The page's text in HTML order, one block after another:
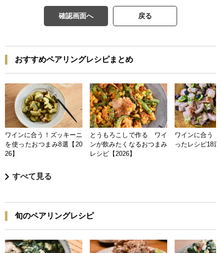
確認画面へ 戻る
おすすめペアリングレシピまとめ
ワインに合う！ズッキーニ
を使ったおつまみ8選【20
26】
とうもろこしで作る ワイ
ンが飲みたくなるおつまみ
レシピ【2026】
ワインに合う
ったレシピ18
すべて見る
旬のペアリングレシピ